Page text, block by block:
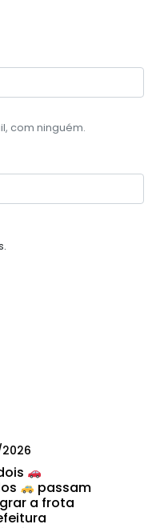
com ninguém.
passam
a frota